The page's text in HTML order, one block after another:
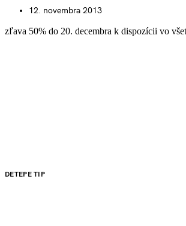
12. novembra 2013
zľava 50% do 20. decembra k dispozícii
DETEPE TIP